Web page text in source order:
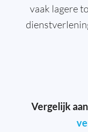
vaak lagere
Vergelijk